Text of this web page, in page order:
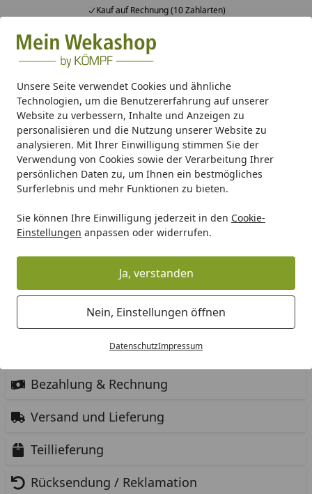
Unsere Seite verwendet Cookies und ähnliche
Technologien, um die Benutzererfahrung auf unserer
Website zu verbessern, Inhalte und Anzeigen zu
personalisieren und die Nutzung unserer Website zu
analysieren. Mit Ihrer Einwilligung stimmen Sie der
Verwendung von Cookies sowie der Verarbeitung Ihrer
persönlichen Daten zu, um Ihnen ein bestmögliches
Surferlebnis und mehr Funktionen zu bieten.
Sie können Ihre Einwilligung jederzeit in den Cookie-
Einstellungen anpassen oder widerrufen.
Ja, verstanden
Nein, Einstellungen öffnen
DatenschutzImpressum
Kauf auf Rechnung (10 Zahlarten)
Alle Produkte
Mein Konto
Suchen
Startseite
FAQ - Stornierung
Antworten zu den Themen
Bezahlung & Rechnung
Versand und Lieferung
Teillieferung
Rücksendung / Reklamation
Storno
Wie kann ich meine Bestellung stornieren?
stornieren.
Weiterlesen
Zurück zur Übersicht